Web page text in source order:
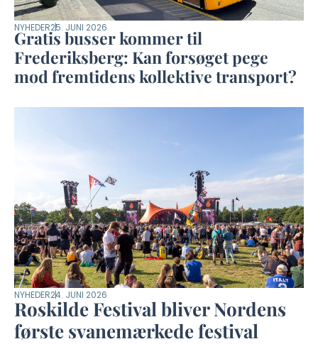
NYHEDER25. JUNI 2026
Gratis busser kommer til
Frederiksberg: Kan forsøget pege
mod fremtidens kollektive transport?
NYHEDER24. JUNI 2026
Roskilde Festival bliver Nordens
første svanemærkede festival